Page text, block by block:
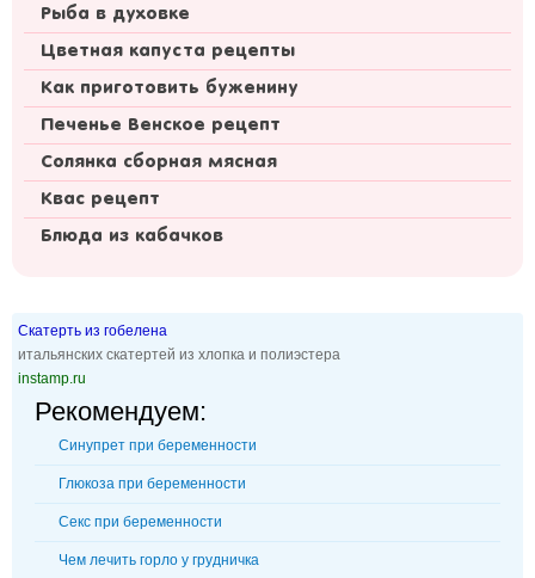
Рыба в духовке
Цветная капуста рецепты
Как приготовить буженину
Печенье Венское рецепт
Солянка сборная мясная
Квас рецепт
Блюда из кабачков
Скатерть из гобелена
итальянских скатертей из хлопка и полиэстера
instamp.ru
Рекомендуем:
Синупрет при беременности
Глюкоза при беременности
Секс при беременности
Чем лечить горло у грудничка